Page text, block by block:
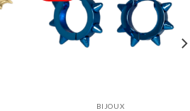
liste
BIJOUX